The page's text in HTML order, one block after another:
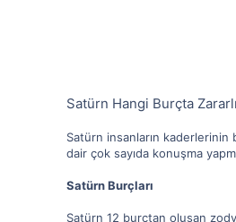
Satürn Hangi Burçta
Satürn insanların
dair çok sayıda konuşma
Satürn Burçları
Satürn 12 burçtan oluşan